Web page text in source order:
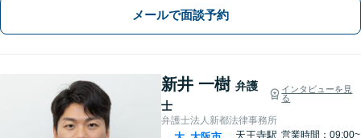
づくりを心がけます【借金・債務整
理】経済状況に応じて適切な解決策を
メールで面談予約
新井 一樹 弁護
士
インタビューを見
る
弁護士法人新都法律事務所
天王寺駅 営業時間：09:00~